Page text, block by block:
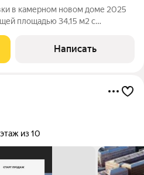
в камерном новом доме 2025
площадью 34,15 м2 с
обои под покраску с
Написать
из 10